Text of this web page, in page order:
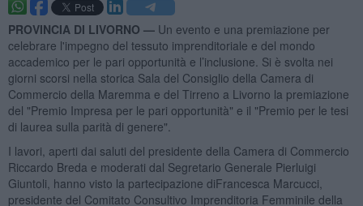
PROVINCIA DI LIVORNO — Un evento e una premiazione per
celebrare l'impegno del tessuto imprenditoriale e del mondo
accademico per le pari opportunità e l’inclusione. Si è svolta nei
giorni scorsi nella storica Sala del Consiglio della Camera di
Commercio della Maremma e del Tirreno a Livorno la premiazione
del "Premio Impresa per le pari opportunità" e il "Premio per le tesi
di laurea sulla parità di genere".
I lavori, aperti dai saluti del presidente della Camera di Commercio
Riccardo Breda e moderati dal Segretario Generale Pierluigi
Giuntoli, hanno visto la partecipazione diFrancesca Marcucci,
presidente del Comitato Consultivo Imprenditoria Femminile della